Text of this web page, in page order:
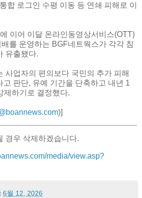
합 로그인 수평 이동 등 연쇄 피해로 이
이어 이달 온라인동영상서비스(OTT)
를 운영하는 BGF네트웍스가 각각 침
유출됐다.
사업자의 편의보다 국민의 추가 피해
고 판단, 유예 기간을 단축하고 내년 1
제하기로 결정했다.
)]
경우 삭제하겠습니다.
media/view.asp?
6월 12, 2026